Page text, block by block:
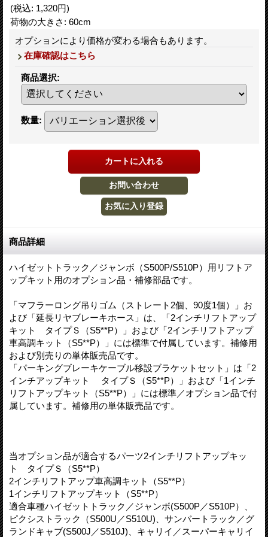
(税込: 1,320円)
荷物の大きさ : 60cm
オプションにより価格が変わる場合もあります。
在庫確認はこちら
商品選択:
数量:
商品詳細
ハイゼットトラック／ジャンボ（S500P/S510P）用リフトア
ップキット用のオプション品・補修部品です。
「マフラーロング吊りゴム（ストレート2個、90度1個）」お
よび「延長リヤブレーキホース」は、「2インチリフトアップ
キット タイプＳ（S5**P）」および「2インチリフトアップ
車高調キット（S5**P）」には標準で付属しています。補修用
および別売りの単体販売品です。
「パーキングブレーキケーブル移設ブラケットセット」は「2
インチアップキット タイプＳ（S5**P）」および「1インチ
リフトアップキット（S5**P）」には標準／オプション品で付
属しています。補修用の単体販売品です。
当オプション品が適合するパーツ2インチリフトアップキッ
ト タイプＳ（S5**P）
2インチリフトアップ車高調キット（S5**P）
1インチリフトアップキット（S5**P）
適合車種ハイゼットトラック／ジャンボ(S500P／S510P）、
ピクシストラック（S500U／S510U)、サンバートラック／グ
ランドキャブ(S500J／S510J)、キャリイ／スーパーキャリイ